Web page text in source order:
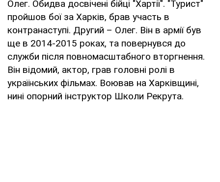
Олег. Обидва досвічені бійці "Хартії". "Турист"
пройшов бої за Харків, брав участь в
контранаступі. Другий – Олег. Він в армії був
ще в 2014-2015 роках, та повернувся до
служби після повномасштабного вторгнення.
Він відомий, актор, грав головні ролі в
українських фільмах. Воював на Харківщині,
нині опорний інструктор Школи Рекрута.